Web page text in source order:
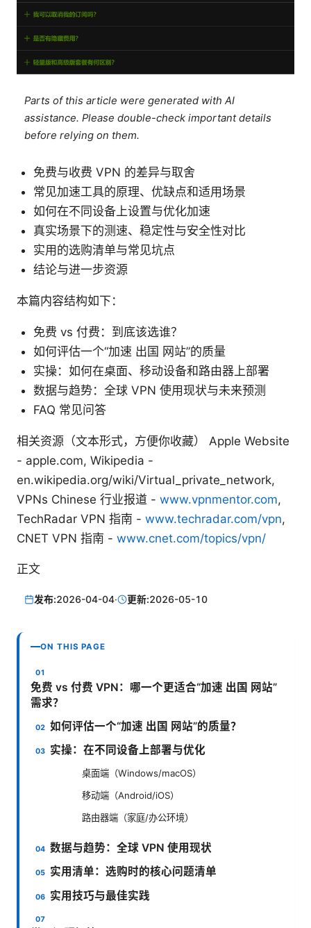
Parts of this article were generated with AI
assistance. Please double-check important details
before relying on them.
免费与收费 VPN 的差异与取舍
常见加速工具的原理、优缺点和适用场景
如何在不同设备上设置与优化加速
真实场景下的测速、稳定性与安全性对比
实用的选购清单与常见坑点
结论与进一步资源
本篇内容结构如下：
免费 vs 付费：到底该选谁？
如何评估一个“加速 出国 网站”的质量
实操：如何在桌面、移动设备和路由器上部署
数据与趋势：全球 VPN 使用现状与未来预测
FAQ 常见问答
相关资源（文本形式，方便你收藏） Apple Website
- apple.com, Wikipedia -
en.wikipedia.org/wiki/Virtual_private_network,
VPNs Chinese 行业报道 - www.vpnmentor.com,
TechRadar VPN 指南 - www.techradar.com/vpn,
CNET VPN 指南 - www.cnet.com/topics/vpn/
正文
发布:2026-04-04· 更新:2026-05-10
ON THIS PAGE
免费 vs 付费 VPN：哪一个更适合“加速 出国 网站”
需求？
如何评估一个“加速 出国 网站”的质量？
实操：在不同设备上部署与优化
桌面端（Windows/macOS）
移动端（Android/iOS）
路由器端（家庭/办公环境）
数据与趋势：全球 VPN 使用现状
实用清单：选购时的核心问题清单
实用技巧与最佳实践